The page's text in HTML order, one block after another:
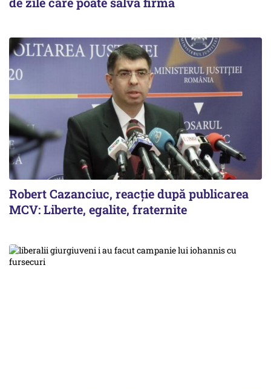
Robert Cazanciuc, reacţie după publicarea
MCV: Liberte, egalite, fraternite